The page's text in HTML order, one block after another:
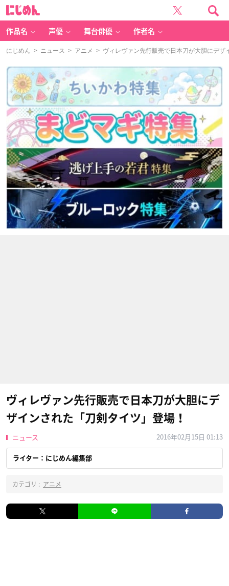
作品名 声優 舞台俳優 作者名
にじめん > ニュース > アニメ > ヴィレヴァン先行販売で日本刀が大胆にデザ
ヴィレヴァン先行販売で日本刀が大胆にデ
ザインされた「刀剣タイツ」登場！
ニュース 2016年02月15日 01:13
ライター：にじめん編集部
カテゴリ : アニメ